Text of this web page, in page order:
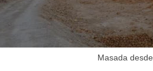
Masada